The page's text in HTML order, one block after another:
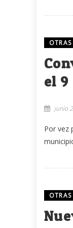
el
junio
Por vez